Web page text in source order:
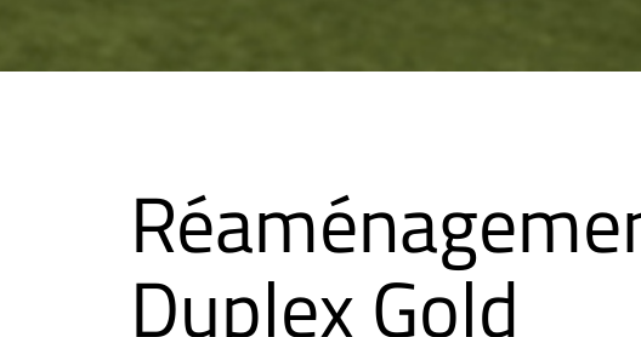
Duplex Gold